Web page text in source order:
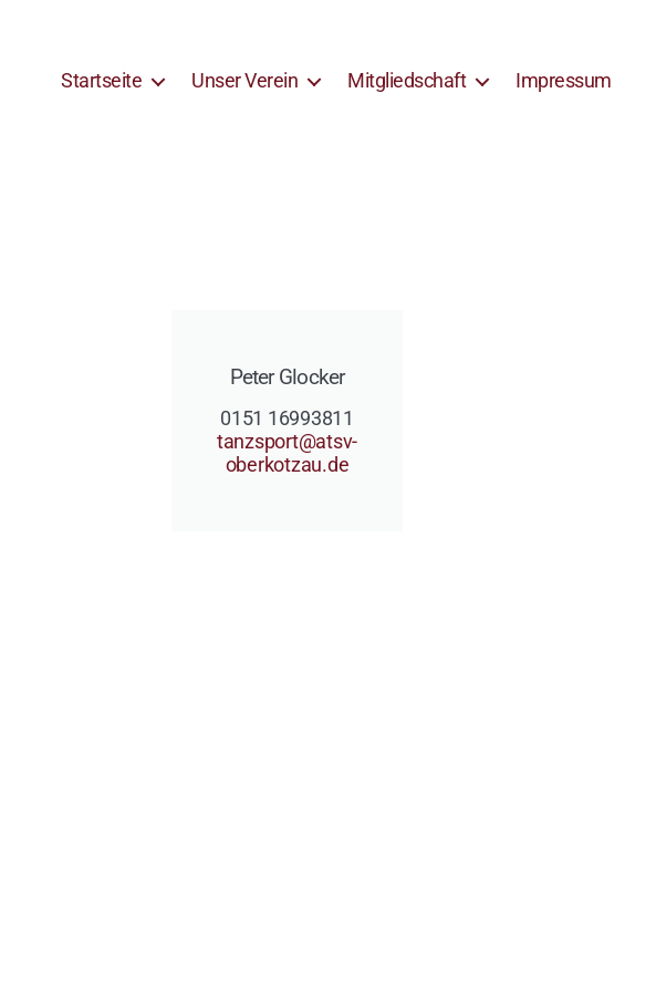
Startseite Unser Verein Mitgliedschaft Impressum
Peter Glocker
0151 16993811
tanzsport@atsv-
oberkotzau.de